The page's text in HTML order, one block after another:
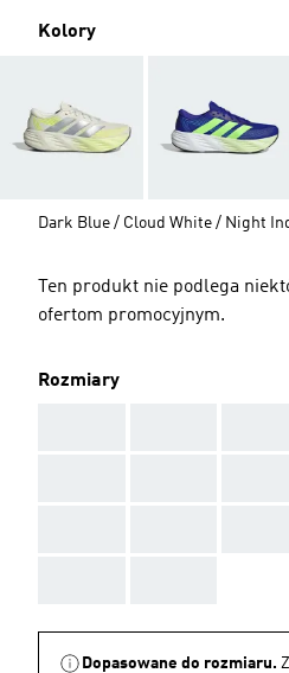
Kolory
Dark Blue / Cloud White / Night
Ten produkt nie podlega
ofertom promocyjnym.
Rozmiary
Dopasowane do rozmiaru.